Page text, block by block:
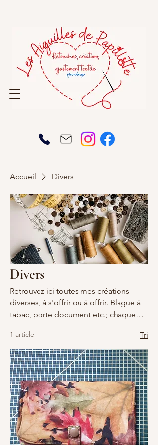
Accueil Divers
Divers
Retrouvez ici toutes mes créations
diverses, à s'offrir ou à offrir. Blague à
tabac, porte document etc.; chaque
zip). Possibilité de commande en ligne
ou directement dans l'atelier. Pour les
commandes en ligne, après paiement
vous serez recontactez sous 5 jours
(maximum) pour le choix des
tissus/zip. Si aucun de mes tissus ne
vous convient, le remboursement sera
effectué sous 14 jours maximum.
1 article Tri